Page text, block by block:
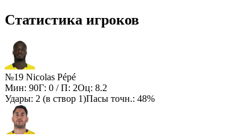
Статистика игроков
№19 Nicolas Pépé
Мин: 90Г: 0 / П: 2Оц: 8.2
Удары: 2 (в створ 1)Пасы точн.: 48%